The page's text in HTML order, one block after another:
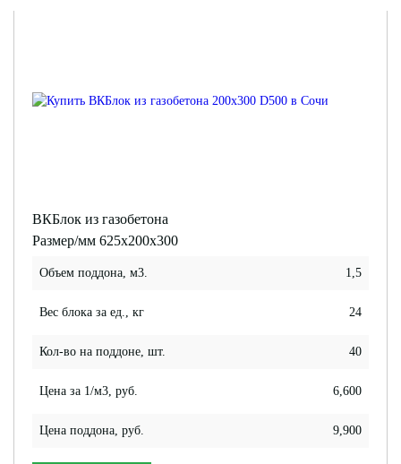
ВКБлок из газобетона
Размер/мм 625x200x300
Объем поддона, м3. 1,5
Вес блока за ед., кг 24
Кол-во на поддоне, шт. 40
Цена за 1/м3, руб. 6,600
Цена поддона, руб. 9,900